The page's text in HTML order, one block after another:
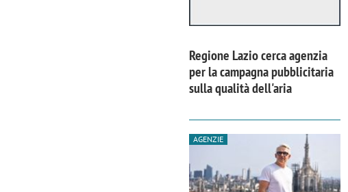
Regione Lazio cerca agenzia
per la campagna pubblicitaria
sulla qualità dell'aria
AGENZIE
comunicazione crea un brand food:
Emanuele Viora
«La creatività
amplificare il